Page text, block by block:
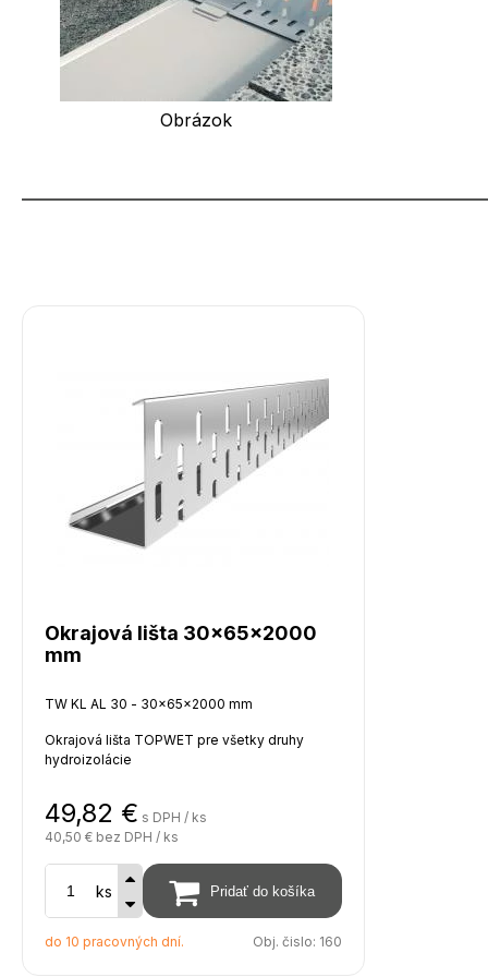
Obrázok
Okrajová lišta 30x65x2000
mm
TW KL AL 30 - 30x65x2000 mm
Okrajová lišta TOPWET pre všetky druhy
hydroizolácie
Hrúbka - 1,5 mm
Dĺžka lišty - 2000 mm
Lišta má po 250 mm otvory pre prevlečenie
prírezov všetkých druhov hydroizolácie
49,82 € s DPH / ks
40,50 € bez DPH / ks
ks
do 10 pracovných dní. Obj. čislo: 160